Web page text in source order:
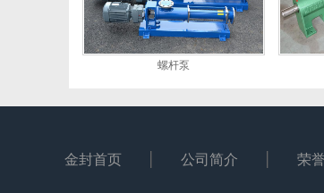
螺杆泵
金封首页 公司简介 荣